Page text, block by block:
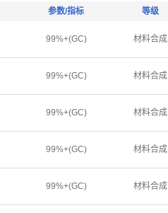
参数/指标 等级
99%+(GC) 材料合成
99%+(GC) 材料合成
99%+(GC) 材料合成
99%+(GC) 材料合成
99%+(GC) 材料合成